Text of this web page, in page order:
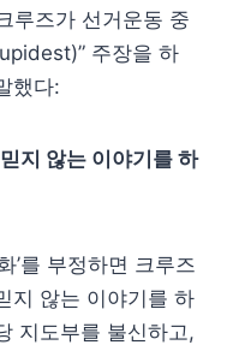
루즈가 선거운동 중
주장을 하
했다:
지 않는 이야기를 하
’를 부정하면 크루즈
지 않는 이야기를 하
지도부를 불신하고,